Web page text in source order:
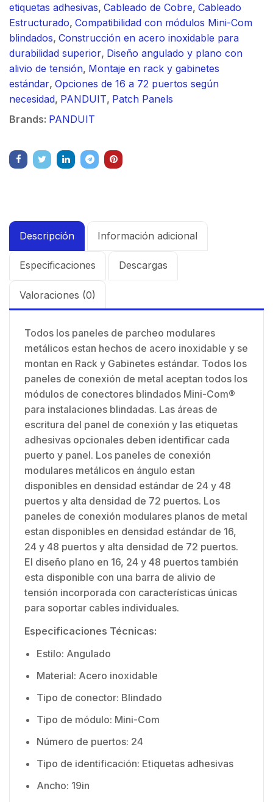
etiquetas adhesivas, Cableado de Cobre, Cableado
Estructurado, Compatibilidad con módulos Mini-Com
blindados, Construcción en acero inoxidable para
durabilidad superior, Diseño angulado y plano con
alivio de tensión, Montaje en rack y gabinetes
estándar, Opciones de 16 a 72 puertos según
necesidad, PANDUIT, Patch Panels
Brands: PANDUIT
Descripción Información adicional
Especificaciones Descargas
Valoraciones (0)
Todos los paneles de parcheo modulares
metálicos estan hechos de acero inoxidable y se
montan en Rack y Gabinetes estándar. Todos los
paneles de conexión de metal aceptan todos los
módulos de conectores blindados Mini-Com®
para instalaciones blindadas. Las áreas de
escritura del panel de conexión y las etiquetas
adhesivas opcionales deben identificar cada
puerto y panel. Los paneles de conexión
modulares metálicos en ángulo estan
disponibles en densidad estándar de 24 y 48
puertos y alta densidad de 72 puertos. Los
paneles de conexión modulares planos de metal
estan disponibles en densidad estándar de 16,
24 y 48 puertos y alta densidad de 72 puertos.
El diseño plano en 16, 24 y 48 puertos también
esta disponible con una barra de alivio de
tensión incorporada con características únicas
para soportar cables individuales.
Especificaciones Técnicas:
Estilo: Angulado
Material: Acero inoxidable
Tipo de conector: Blindado
Tipo de módulo: Mini-Com
Número de puertos: 24
Tipo de identificación: Etiquetas adhesivas
Ancho: 19in